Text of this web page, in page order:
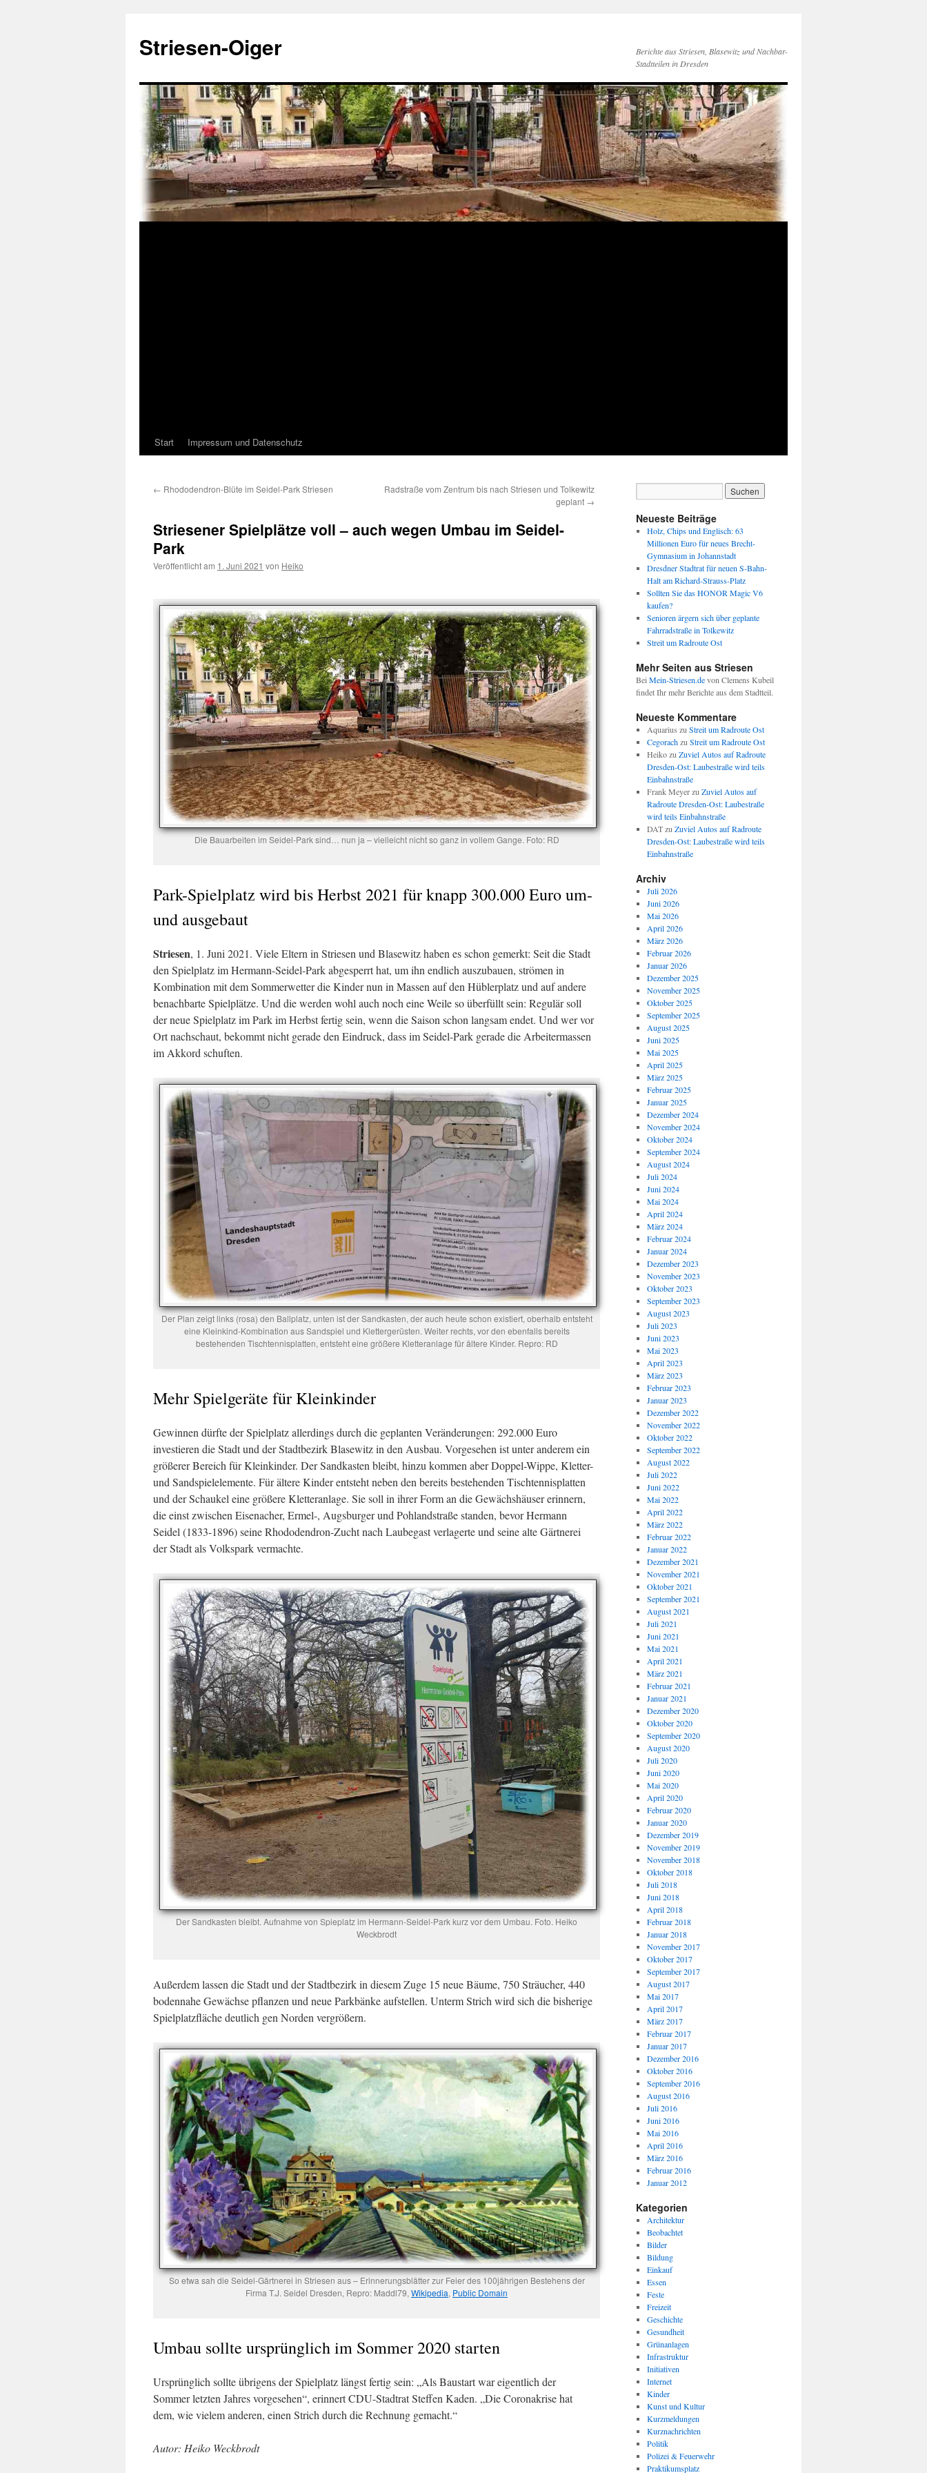
springen
Striesen-Oiger
Berichte aus Striesen, Blasewitz und Nachbar-
Stadtteilen in Dresden
Start Impressum und Datenschutz
← Rhododendron-Blüte im Seidel-Park Striesen
Radstraße vom Zentrum bis nach Striesen und Tolkewitz
geplant →
Striesener Spielplätze voll – auch wegen Umbau im Seidel-
Park
Veröffentlicht am 1. Juni 2021 von Heiko
Die Bauarbeiten im Seidel-Park sind… nun ja – vielleicht nicht so ganz in vollem Gange. Foto: RD
Park-Spielplatz wird bis Herbst 2021 für knapp 300.000 Euro um-
und ausgebaut
Striesen, 1. Juni 2021. Viele Eltern in Striesen und Blasewitz haben es schon gemerkt: Seit die Stadt
den Spielplatz im Hermann-Seidel-Park abgesperrt hat, um ihn endlich auszubauen, strömen in
Kombination mit dem Sommerwetter die Kinder nun in Massen auf den Hüblerplatz und auf andere
benachbarte Spielplätze. Und die werden wohl auch noch eine Weile so überfüllt sein: Regulär soll
der neue Spielplatz im Park im Herbst fertig sein, wenn die Saison schon langsam endet. Und wer vor
Ort nachschaut, bekommt nicht gerade den Eindruck, dass im Seidel-Park gerade die Arbeitermassen
im Akkord schuften.
Der Plan zeigt links (rosa) den Ballplatz, unten ist der Sandkasten, der auch heute schon existiert, oberhalb entsteht
eine Kleinkind-Kombination aus Sandspiel und Klettergerüsten. Weiter rechts, vor den ebenfalls bereits
bestehenden Tischtennisplatten, entsteht eine größere Kletteranlage für ältere Kinder. Repro: RD
Mehr Spielgeräte für Kleinkinder
Gewinnen dürfte der Spielplatz allerdings durch die geplanten Veränderungen: 292.000 Euro
investieren die Stadt und der Stadtbezirk Blasewitz in den Ausbau. Vorgesehen ist unter anderem ein
größerer Bereich für Kleinkinder. Der Sandkasten bleibt, hinzu kommen aber Doppel-Wippe, Kletter-
und Sandspielelemente. Für ältere Kinder entsteht neben den bereits bestehenden Tischtennisplatten
und der Schaukel eine größere Kletteranlage. Sie soll in ihrer Form an die Gewächshäuser erinnern,
die einst zwischen Eisenacher, Ermel-, Augsburger und Pohlandstraße standen, bevor Hermann
Seidel (1833-1896) seine Rhododendron-Zucht nach Laubegast verlagerte und seine alte Gärtnerei
der Stadt als Volkspark vermachte.
Der Sandkasten bleibt. Aufnahme von Spieplatz im Hermann-Seidel-Park kurz vor dem Umbau. Foto. Heiko
Weckbrodt
Außerdem lassen die Stadt und der Stadtbezirk in diesem Zuge 15 neue Bäume, 750 Sträucher, 440
bodennahe Gewächse pflanzen und neue Parkbänke aufstellen. Unterm Strich wird sich die bisherige
Spielplatzfläche deutlich gen Norden vergrößern.
So etwa sah die Seidel-Gärtnerei in Striesen aus – Erinnerungsblätter zur Feier des 100jährigen Bestehens der
Firma T.J. Seidel Dresden, Repro: Maddl79, Wikipedia, Public Domain
Umbau sollte ursprünglich im Sommer 2020 starten
Ursprünglich sollte übrigens der Spielplatz längst fertig sein: „Als Baustart war eigentlich der
Sommer letzten Jahres vorgesehen“, erinnert CDU-Stadtrat Steffen Kaden. „Die Coronakrise hat
dem, wie vielem anderen, einen Strich durch die Rechnung gemacht.“
Autor: Heiko Weckbrodt
Neueste Beiträge
Holz, Chips und Englisch: 63
Millionen Euro für neues Brecht-
Gymnasium in Johannstadt
Dresdner Stadtrat für neuen S-Bahn-
Halt am Richard-Strauss-Platz
Sollten Sie das HONOR Magic V6
kaufen?
Senioren ärgern sich über geplante
Fahrradstraße in Tolkewitz
Streit um Radroute Ost
Mehr Seiten aus Striesen
Bei Mein-Striesen.devon Clemens Kubeil
findet Ihr mehr Berichte aus dem Stadtteil.
Neueste Kommentare
Aquarius zu Streit um Radroute Ost
Cegorachzu Streit um Radroute Ost
Heikozu Zuviel Autos auf Radroute
Dresden-Ost: Laubestraße wird teils
Einbahnstraße
Frank Meyerzu Zuviel Autos auf
Radroute Dresden-Ost: Laubestraße
wird teils Einbahnstraße
DATzu Zuviel Autos auf Radroute
Dresden-Ost: Laubestraße wird teils
Einbahnstraße
Archiv
Juli 2026
Juni 2026
Mai 2026
April 2026
März 2026
Februar 2026
Januar 2026
Dezember 2025
November 2025
Oktober 2025
September 2025
August 2025
Juni 2025
Mai 2025
April 2025
März 2025
Februar 2025
Januar 2025
Dezember 2024
November 2024
Oktober 2024
September 2024
August 2024
Juli 2024
Juni 2024
Mai 2024
April 2024
März 2024
Februar 2024
Januar 2024
Dezember 2023
November 2023
Oktober 2023
September 2023
August 2023
Juli 2023
Juni 2023
Mai 2023
April 2023
März 2023
Februar 2023
Januar 2023
Dezember 2022
November 2022
Oktober 2022
September 2022
August 2022
Juli 2022
Juni 2022
Mai 2022
April 2022
März 2022
Februar 2022
Januar 2022
Dezember 2021
November 2021
Oktober 2021
September 2021
August 2021
Juli 2021
Juni 2021
Mai 2021
April 2021
März 2021
Februar 2021
Januar 2021
Dezember 2020
Oktober 2020
September 2020
August 2020
Juli 2020
Juni 2020
Mai 2020
April 2020
Februar 2020
Januar 2020
Dezember 2019
November 2019
November 2018
Oktober 2018
Juli 2018
Juni 2018
April 2018
Februar 2018
Januar 2018
November 2017
Oktober 2017
September 2017
August 2017
Mai 2017
April 2017
März 2017
Februar 2017
Januar 2017
Dezember 2016
Oktober 2016
September 2016
August 2016
Juli 2016
Juni 2016
Mai 2016
April 2016
März 2016
Februar 2016
Januar 2012
Kategorien
Architektur
Beobachtet
Bilder
Bildung
Einkauf
Essen
Feste
Freizeit
Geschichte
Gesundheit
Grünanlagen
Infrastruktur
Initiativen
Internet
Kinder
Kunst und Kultur
Kurzmeldungen
Kurznachrichten
Politik
Polizei & Feuerwehr
Praktikumsplatz